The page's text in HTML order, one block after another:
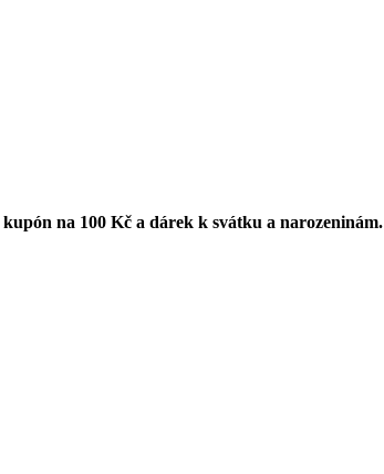
kupón na 100 Kč a dárek k svátku a narozeninám.